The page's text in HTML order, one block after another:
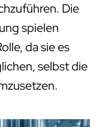
Die
spielen
da sie es
selbst die